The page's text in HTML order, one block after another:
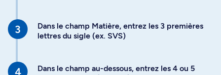
Dans le champ Matière, entrez les 3 premières
lettres du sigle (ex. SVS)
Dans le champ au-dessous, entrez les 4 ou 5